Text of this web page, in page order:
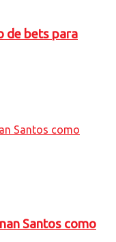
de bets para
Santos como